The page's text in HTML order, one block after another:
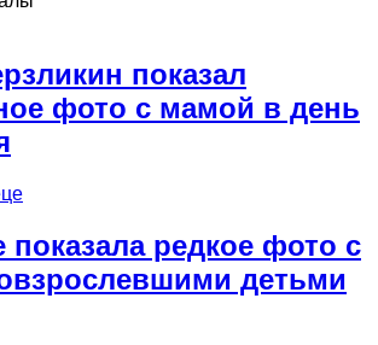
показал
фото с мамой в день
показала редкое фото с
детьми